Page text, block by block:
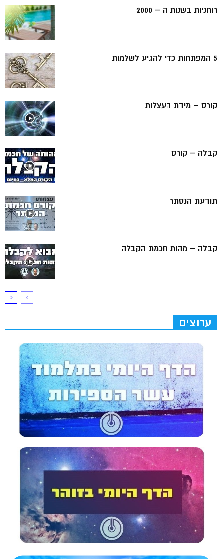
רוחניות בשנות ה – 2000
5 המפתחות כדי להגיע לשלמות
קורס – מידת העצלות
קבלה – קורס
תודעת הנסתר
קבלה – מהות חכמת הקבלה
ערוצים